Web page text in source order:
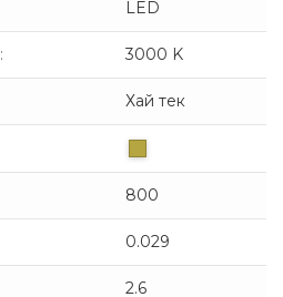
LED
: 3000 K
Хай тек
800
0.029
2.6